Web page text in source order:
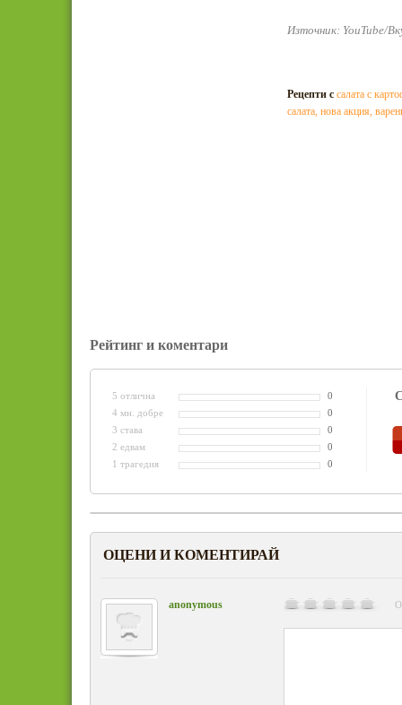
Източник: YouTube/
Рецепти с салата с
салата, нова акция,
Рейтинг и коментари
5 отлична
0
4 мн. добре
0
3 става
0
2 едвам
0
1 трагедия
0
ОЦЕНИ И КОМЕНТИРАЙ
anonymous